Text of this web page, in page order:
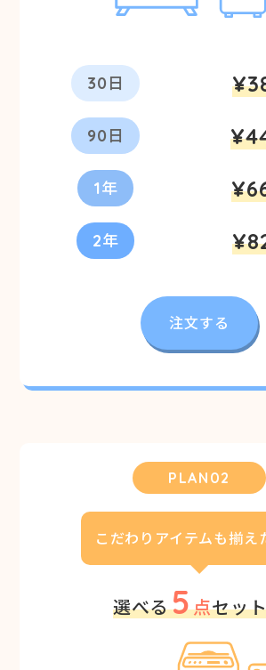
30日
90日
1年
2年
注文する
PLAN02
こだわりアイテムも揃え
選べる5点セッ